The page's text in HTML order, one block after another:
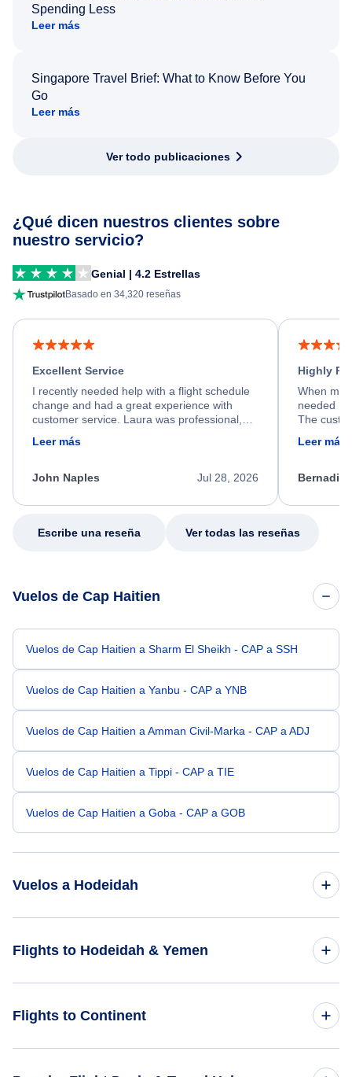
Spending Less
Leer más
Singapore Travel Brief: What to Know Before You
Go
Leer más
Ver todo publicaciones
¿Qué dicen nuestros clientes sobre
nuestro servicio?
Genial | 4.2 Estrellas
Basado en 34,320 reseñas
Excellent Service
I recently needed help with a flight schedule
change and had a great experience with
customer service. Laura was professional,
friendly, and very helpful throughout the
process. She quickly found a solution and
appreciate her excellent service.
Leer más
Jul 28, 2026
John Naples
Highly
When my
needed
The
calm,
my issue.
Leer más
Escribe una reseña Ver todas las reseñas
Vuelos de Cap Haitien
Vuelos de Cap Haitien a Sharm El Sheikh - CAP a SSH
Vuelos de Cap Haitien a Yanbu - CAP a YNB
Vuelos de Cap Haitien a Amman Civil-Marka - CAP a ADJ
Vuelos de Cap Haitien a Tippi - CAP a TIE
Vuelos de Cap Haitien a Goba - CAP a GOB
Vuelos a Hodeidah
Vuelos de Bristol a Hodeidah - BRS a HOD
Flights to Hodeidah & Yemen
Flights to Continent